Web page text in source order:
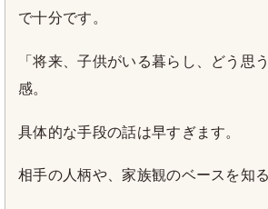
で十分です。
「将来、子供がいる暮らし、どう思
感。
具体的な手段の話は早すぎます。
相手の人柄や、家族観のベースを知